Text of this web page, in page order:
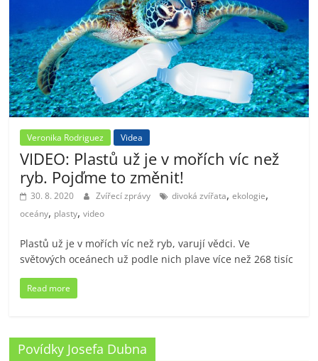
Veronika Rodriguez Videa
VIDEO: Plastů už je v mořích víc než
ryb. Pojďme to změnit!
30. 8. 2020 Zvířecí zprávy divoká zvířata,ekologie,
oceány, plasty,video
Plastů už je v mořích víc než ryb, varují vědci. Ve
světových oceánech už podle nich plave více než 268 tisíc
Read more
Povídky Josefa Dubna